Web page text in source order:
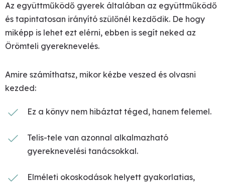
Az együttműködő gyerek általában az együttműködő
és tapintatosan irányító szülőnél kezdődik. De hogy
miképp is lehet ezt elérni, ebben is segít neked az
Örömteli gyereknevelés.
Amire számíthatsz, mikor kézbe veszed és olvasni
kezded:
Ez a könyv nem hibáztat téged, hanem felemel.
Telis-tele van azonnal alkalmazható
gyereknevelési tanácsokkal.
Elméleti okoskodások helyett gyakorlatias,